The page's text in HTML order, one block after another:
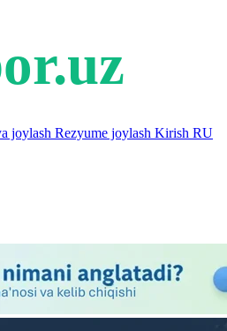
joylash Rezyume joylash Kirish RU